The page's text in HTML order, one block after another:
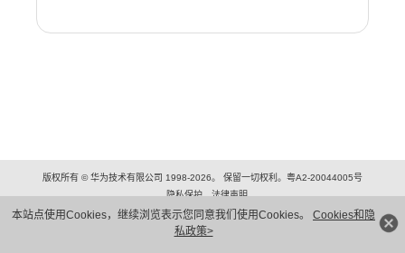
本站点使用Cookies，继续浏览表示您同意我们使用Cookies。 Cookies和隐
私政策>
版权所有 © 华为技术有限公司 1998-2026。 保留一切权利。粤A2-20044005号
隐私保护
法律声明